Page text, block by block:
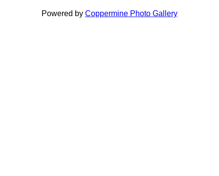
Powered by Coppermine Photo Gallery